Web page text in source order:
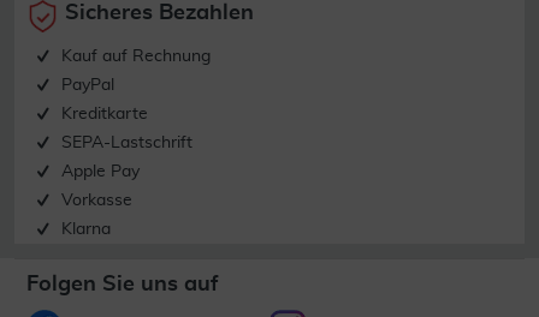
Sicheres Bezahlen
Kauf auf Rechnung
PayPal
Kreditkarte
SEPA-Lastschrift
Apple Pay
Vorkasse
Klarna
Folgen Sie uns auf